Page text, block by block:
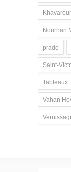
Nourhan
prado
Saint-
Tableaux
Vahan